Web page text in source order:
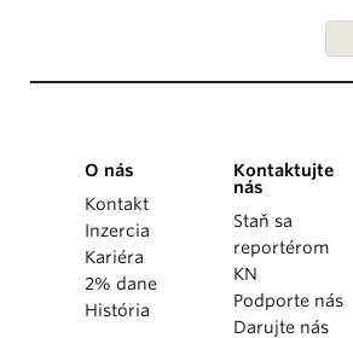
O nás
Kontakt
Inzercia
Kariéra
2% dane
História
Kontaktujte
nás
Staň sa
reportérom
KN
Podporte nás
Darujte nás